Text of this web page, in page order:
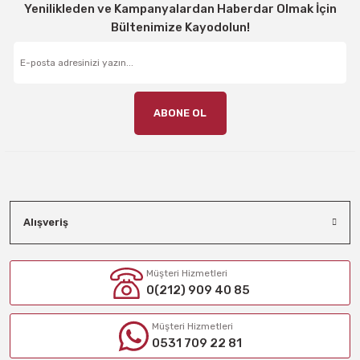
Yenilikleden ve Kampanyalardan Haberdar Olmak İçin
Bültenimize Kayodolun!
ABONE OL
Alışveriş
Müşteri Hizmetleri
0(212) 909 40 85
Müşteri Hizmetleri
0531 709 22 81